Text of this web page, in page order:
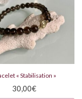
« Stabilisation »
30,00€